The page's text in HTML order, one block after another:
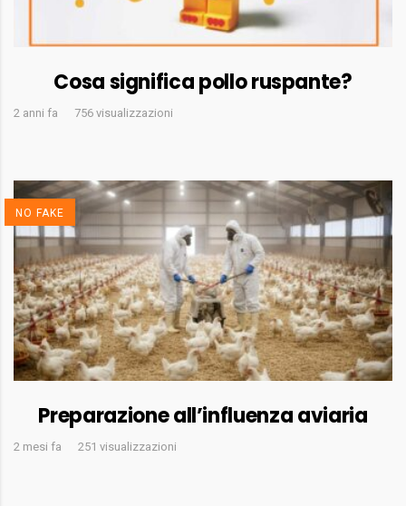
Cosa significa pollo ruspante?
2 anni fa 756 visualizzazioni
NO FAKE
Preparazione all’influenza aviaria
2 mesi fa 251 visualizzazioni